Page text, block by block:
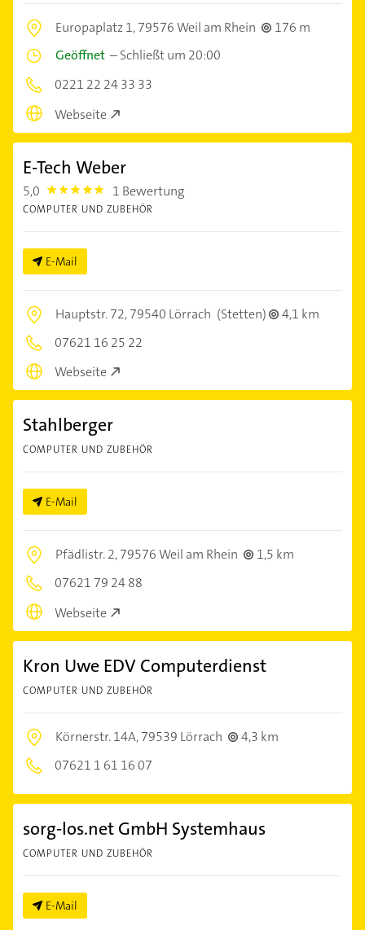
Europaplatz 1,79576 Weil am Rhein
176 m
Geöffnet –Schließt um 20:00
0221 22 24 33 33
Webseite
E-Tech Weber
5,0 5.0 1 Bewertung
COMPUTER UND ZUBEHÖR
E-Mail
Hauptstr. 72,79540 Lörrach (Stetten)
4,1 km
07621 16 25 22
Webseite
Stahlberger
COMPUTER UND ZUBEHÖR
E-Mail
Pfädlistr. 2,79576 Weil am Rhein
1,5 km
07621 79 24 88
Webseite
Kron Uwe EDV Computerdienst
COMPUTER UND ZUBEHÖR
Körnerstr. 14A,79539 Lörrach
4,3 km
07621 1 61 16 07
sorg-los.net GmbH Systemhaus
COMPUTER UND ZUBEHÖR
E-Mail